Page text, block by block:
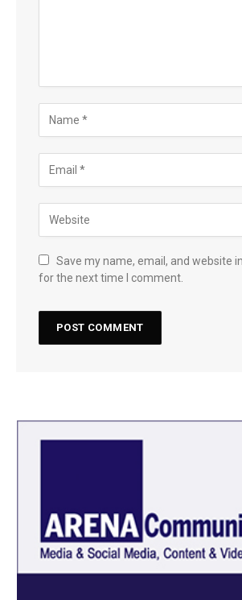
Save my name, email, and website
for the next time I comment.